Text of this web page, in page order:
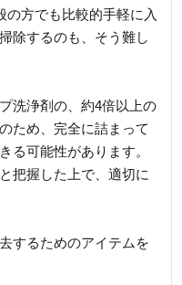
方でも比較的手軽に入
除するのも、そう難し
洗浄剤の、約4倍以上の
ため、完全に詰まって
る可能性があります。
把握した上で、適切に
するためのアイテムを